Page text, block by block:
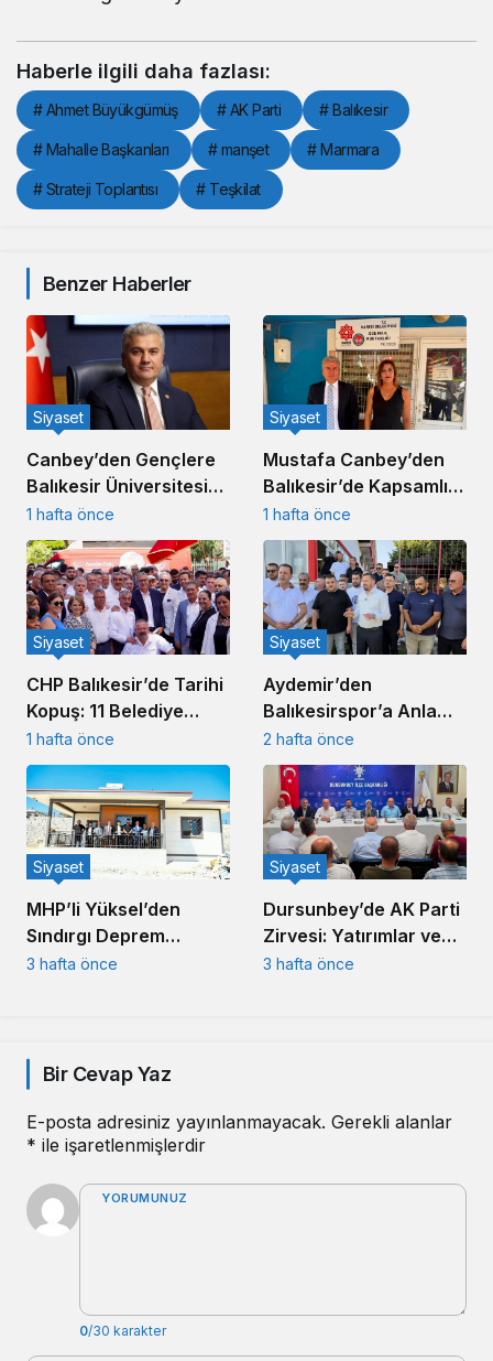
Haberle ilgili daha fazlası:
# Ahmet Büyükgümüş # AK Parti # Balıkesir
# Mahalle Başkanları # manşet # Marmara
# Strateji Toplantısı # Teşkilat
Benzer Haberler
Canbey’den Gençlere
Balıkesir Üniversitesi
Çağrısı
Siyaset
1 hafta önce
Mustafa Canbey’den
Balıkesir’de Kapsamlı
Muhtar Ziyareti: 4
Mahalleye Ziyaret
Siyaset
1 hafta önce
CHP Balıkesir’de Tarihi
Kopuş: 11 Belediye
Başkanı İstifa Etti
Siyaset
1 hafta önce
Aydemir’den
Balıkesirspor’a Anlamlı
Destek Ziyareti
Siyaset
2 hafta önce
MHP’li Yüksel’den
Sındırgı Deprem
Konutlarına Kritik
Siyaset
3 hafta önce
Dursunbey’de AK Parti
Zirvesi: Yatırımlar ve
Teşkilat Buluşması
Siyaset
3 hafta önce
Bir Cevap Yaz
E-posta adresiniz yayınlanmayacak. Gerekli alanlar
* ile işaretlenmişlerdir
YORUMUNUZ
0/30 karakter